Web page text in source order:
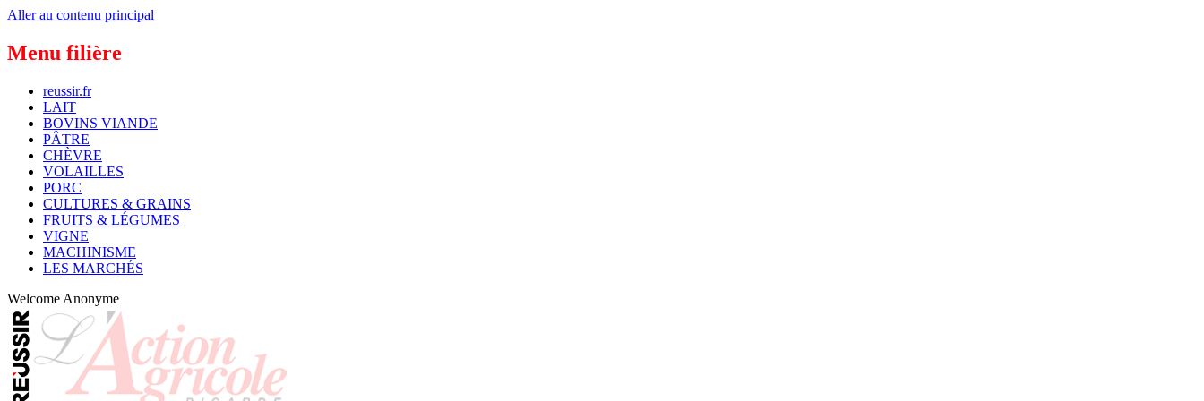
Aller au contenu principal
Menu filière
reussir.fr
LAIT
BOVINS VIANDE
PÂTRE
CHÈVRE
VOLAILLES
PORC
CULTURES & GRAINS
FRUITS & LÉGUMES
VIGNE
MACHINISME
LES MARCHÉS
Welcome Anonyme